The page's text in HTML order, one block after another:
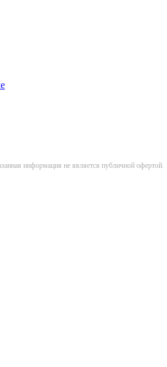
информация не является публичной офертой.